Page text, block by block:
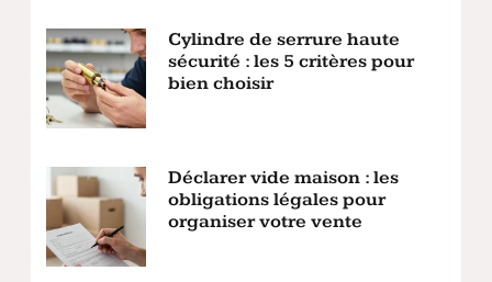
Cylindre de serrure haute
sécurité : les 5 critères pour
bien choisir
Déclarer vide maison : les
obligations légales pour
organiser votre vente